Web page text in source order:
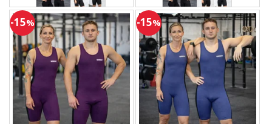
-15% -15%